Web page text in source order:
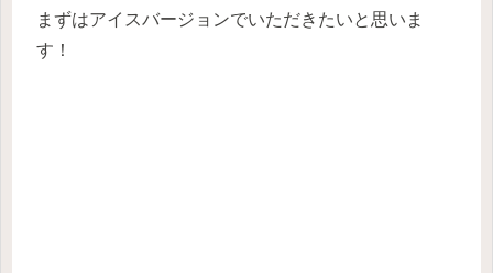
まずはアイスバージョンでいただきたいと思いま
す！